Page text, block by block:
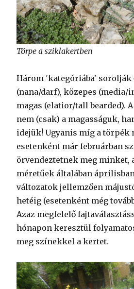
Törpe a sziklakertben
Három 'kategóriába' sorolják
(nana/darf), közepes (media/
magas (elatior/tall bearded).
nem (csak) a magasságuk,
idejük! Ugyanis míg a törpék
esetenként már februárban
örvendeztetnek meg minket,
méretűek általában
változatok jellemzően
hetéig (esetenként még
Azaz megfelelő
hónapon keresztül
meg színekkel a kertet.